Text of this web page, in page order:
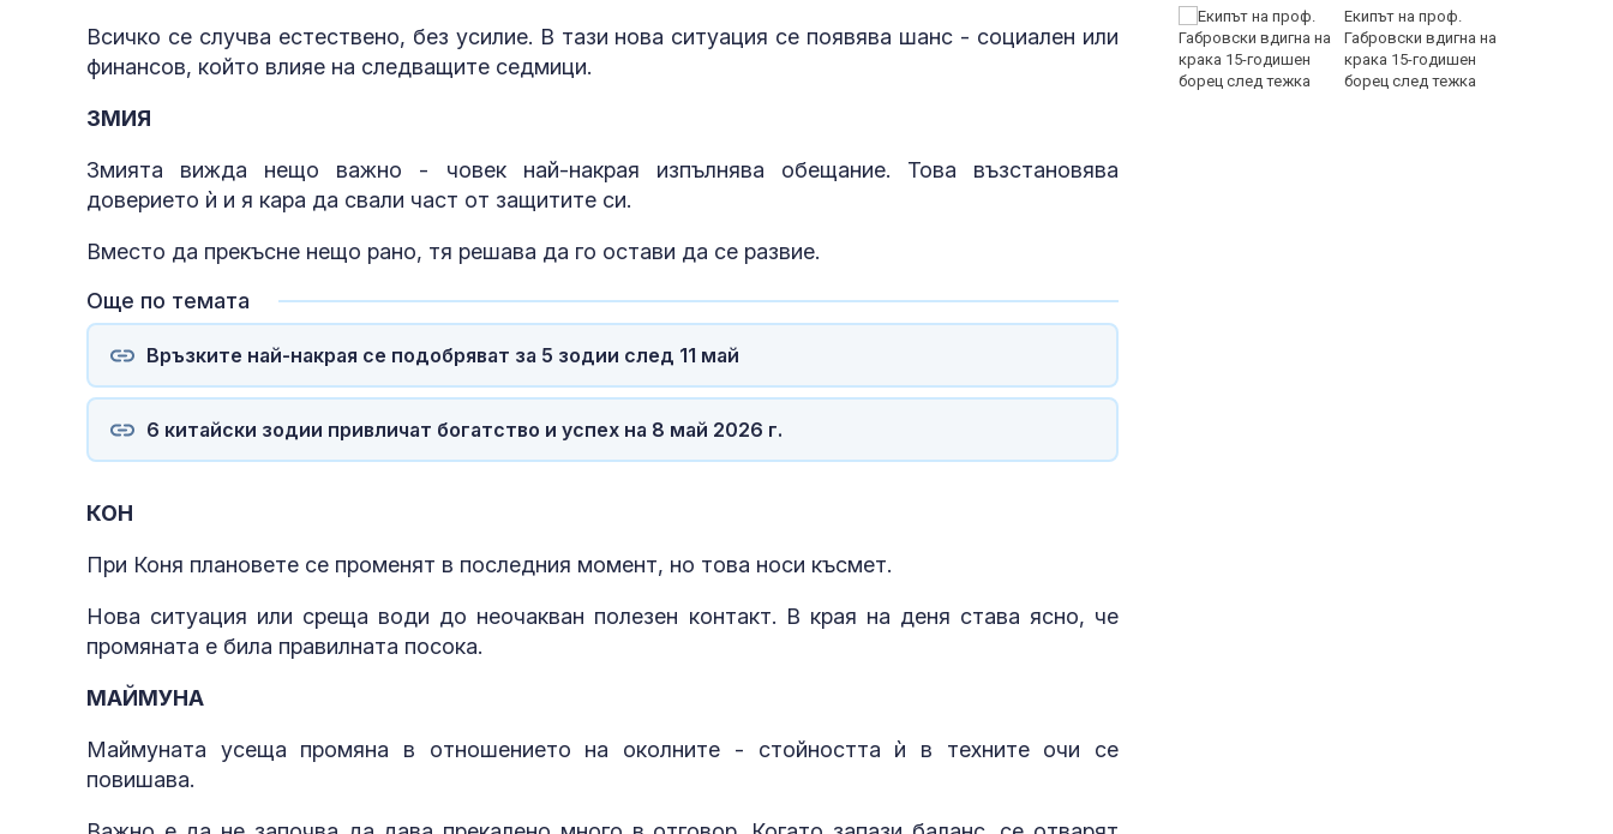
Всичко се случва естествено, без усилие. В тази нова ситуация се появява шанс - социален или
финансов, който влияе на следващите седмици.
ЗМИЯ
Змията вижда нещо важно - човек най-накрая изпълнява обещание. Това възстановява
доверието ѝ и я кара да свали част от защитите си.
Вместо да прекъсне нещо рано, тя решава да го остави да се развие.
Още по темата
Връзките най-накрая се подобряват за 5 зодии след 11 май
6 китайски зодии привличат богатство и успех на 8 май 2026 г.
КОН
При Коня плановете се променят в последния момент, но това носи късмет.
Нова ситуация или среща води до неочакван полезен контакт. В края на деня става ясно, че
промяната е била правилната посока.
МАЙМУНА
Маймуната усеща промяна в отношението на околните - стойността ѝ в техните очи се
повишава.
училищен двор
Екипът на проф.
Габровски вдигна на
крака 15-годишен
борец след тежка